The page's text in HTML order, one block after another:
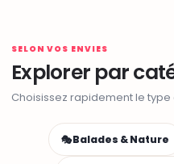
SELON VOS ENVIES
Explorer par
Choisissez rapidement le
🎭Balades & Nature